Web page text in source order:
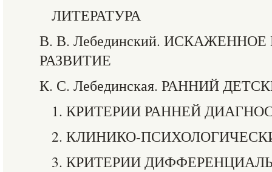
ЛИТЕРАТУРА
В. В. Лебединский.
РАЗВИТИЕ
К. С. Лебединская. РАННИЙ
1. КРИТЕРИИ РАННЕЙ
2. КЛИНИКО-
3. КРИТЕРИИ